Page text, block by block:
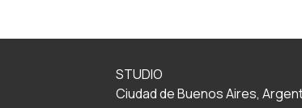
STUDIO
Ciudad de Buenos Aires,